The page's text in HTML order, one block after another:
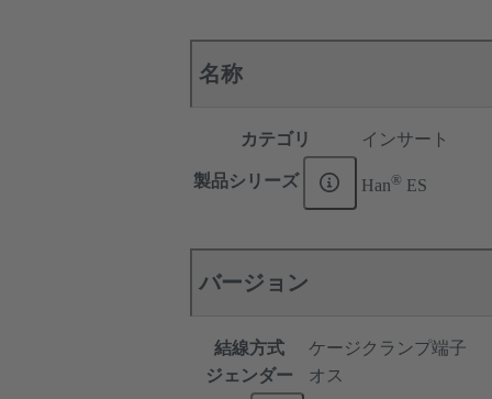
名称
カテゴリ インサート
製品シリーズ Han® ES
バージョン
結線方式
ケージクランプ端子
ジェンダー
オス